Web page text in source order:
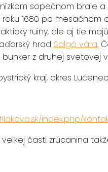
sopečnom brale
1680 po
ruiny, ale aj tie
hrad Salgó vára.
z druhej svetovej
kraj, okres Lučenec
index.php/
časti zrúcanina